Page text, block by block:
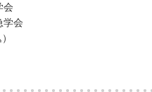
会
学会